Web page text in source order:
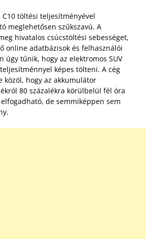
töltési teljesítményével
meglehetősen szűkszavú. A
hivatalos csúcstöltési sebességet,
online adatbázisok és felhasználói
úgy tűnik, hogy az elektromos SUV
képes tölteni. A cég
hogy az akkumulátor
80 százalékra körülbelül fél óra
de semmiképpen sem